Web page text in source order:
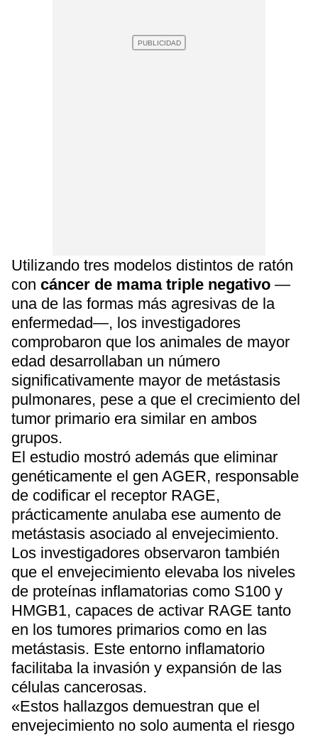
Utilizando tres modelos distintos de ratón
con cáncer de mama triple negativo —
una de las formas más agresivas de la
enfermedad—, los investigadores
comprobaron que los animales de mayor
edad desarrollaban un número
significativamente mayor de metástasis
pulmonares, pese a que el crecimiento del
tumor primario era similar en ambos
grupos.
El estudio mostró además que eliminar
genéticamente el gen AGER, responsable
de codificar el receptor RAGE,
prácticamente anulaba ese aumento de
metástasis asociado al envejecimiento.
Los investigadores observaron también
que el envejecimiento elevaba los niveles
de proteínas inflamatorias como S100 y
HMGB1, capaces de activar RAGE tanto
en los tumores primarios como en las
metástasis. Este entorno inflamatorio
facilitaba la invasión y expansión de las
células cancerosas.
«Estos hallazgos demuestran que el
envejecimiento no solo aumenta el riesgo